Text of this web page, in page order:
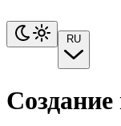
RU
Создание